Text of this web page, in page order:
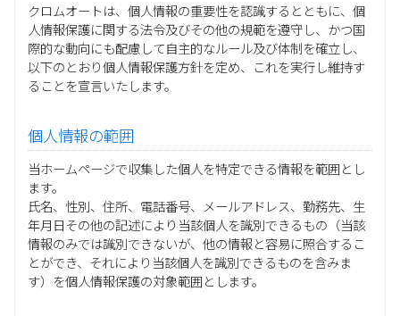
クロムオートは、個人情報の重要性を認識するとともに、個
人情報保護に関する法令及びその他の規範を遵守し、かつ国
際的な動向にも配慮して自主的なルール及び体制を確立し、
以下のとおり個人情報保護方針を定め、これを実行し維持す
ることを宣言いたします。
個人情報の範囲
当ホームページで収集した個人を特定できる情報を範囲とし
ます。
氏名、性別、住所、電話番号、メールアドレス、勤務先、生
年月日その他の記述により当該個人を識別できるもの（当該
情報のみでは識別できないが、他の情報と容易に照合するこ
とができ、それにより当該個人を識別できるものを含みま
す）を個人情報保護の対象範囲とします。